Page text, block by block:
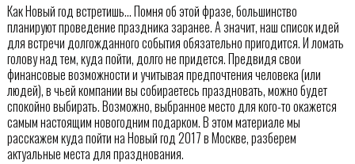
Как Новый год встретишь… Помня об этой фразе, большинство
планируют проведение праздника заранее. А значит, наш список идей
для встречи долгожданного события обязательно пригодится. И ломать
голову над тем, куда пойти, долго не придется. Предвидя свои
финансовые возможности и учитывая предпочтения человека (или
людей), в чьей компании вы собираетесь праздновать, можно будет
спокойно выбирать. Возможно, выбранное место для кого-то окажется
самым настоящим новогодним подарком. В этом материале мы
расскажем куда пойти на Новый год 2017 в Москве, разберем
актуальные места для празднования.